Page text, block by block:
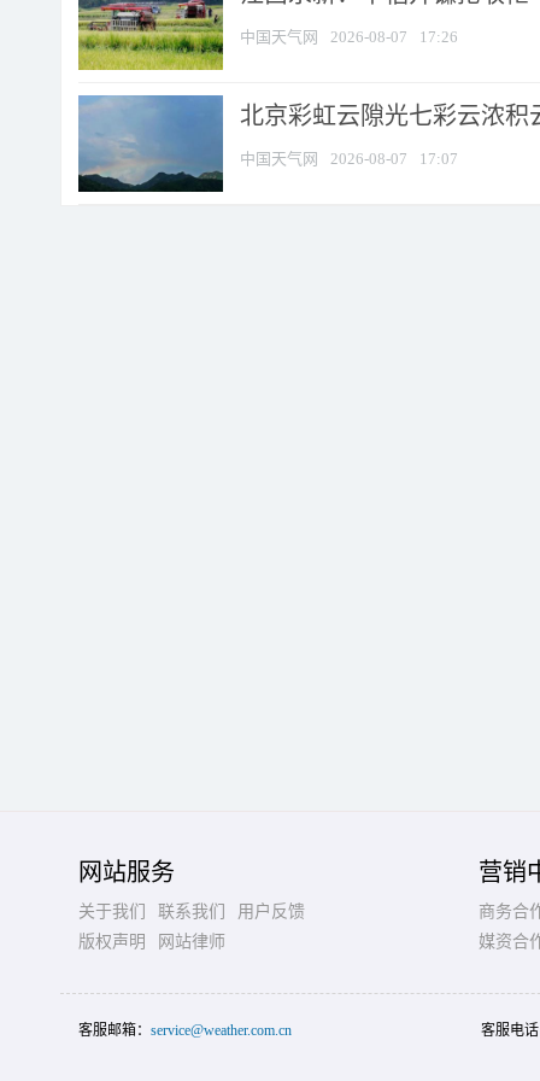
中国天气网 2026-08-07 17:26
北京彩虹云隙光七彩云浓积
中国天气网 2026-08-07 17:07
网站服务
关于我们 联系我们
用户反馈
版权声明
网站律师
营销
商务合
媒资合
客服邮箱： service@weather.com.cn 客服电